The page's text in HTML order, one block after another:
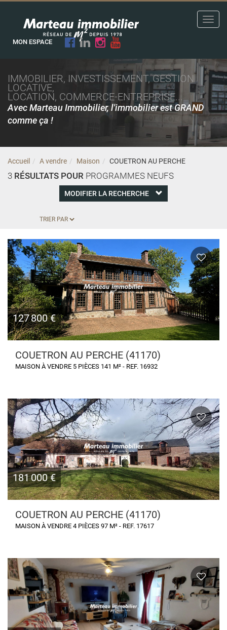
MON ESPACE
IMMOBILIER, INVESTISSEMENT, GESTION
LOCATIVE,
LOCATION, COMMERCE-ENTREPRISE...
Avec Marteau Immobilier, l'immobilier est GRAND
comme ça !
Accueil A vendre Maison COUETRON AU PERCHE
3 RÉSULTATS POUR PROGRAMMES NEUFS
MODIFIER LA RECHERCHE
127 800 €
COUETRON AU PERCHE (41170)
MAISON À VENDRE 5 PIÈCES 141 M² - REF. 16932
181 000 €
COUETRON AU PERCHE (41170)
MAISON À VENDRE 4 PIÈCES 97 M² - REF. 17617